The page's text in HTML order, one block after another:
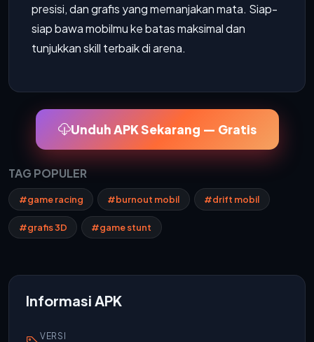
presisi, dan grafis yang memanjakan mata. Siap-
siap bawa mobilmu ke batas maksimal dan
tunjukkan skill terbaik di arena.
Unduh APK Sekarang — Gratis
TAG POPULER
#game racing #burnout mobil #drift mobil
#grafis 3D #game stunt
Informasi APK
VERSI